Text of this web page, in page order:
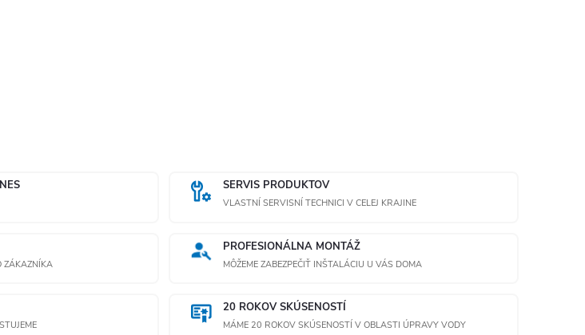
SERVIS PRODUKTOV
VLASTNÍ SERVISNÍ TECHNICI V CELEJ KRAJINE
ZÁKAZNÍKA
PROFESIONÁLNA MONTÁŽ
MÔŽEME ZABEZPEČIŤ INŠTALÁCIU U VÁS DOMA
20 ROKOV SKÚSENOSTÍ
MÁME 20 ROKOV SKÚSENOSTÍ V OBLASTI ÚPRAVY VODY